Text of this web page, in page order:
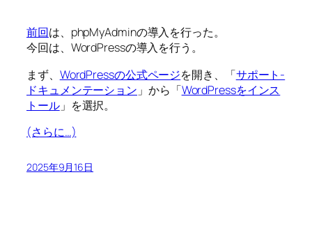
前回は、phpMyAdminの導入を行った。
今回は、WordPressの導入を行う。
まず、 WordPressの公式ページを開き、「サポート-
ドキュメンテーション 」から「WordPressをインス
トール」を選択。
(さらに…)
2025年9月16日